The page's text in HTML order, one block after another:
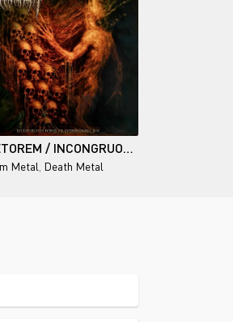
FOETOREM / INCONGRUOUS FORMS OF EVERGROWING ROT
Metal Death Metal